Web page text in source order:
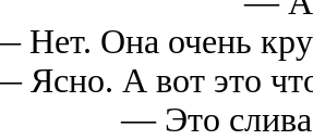
Нет. Она очень
Ясно. А вот это что
— Это